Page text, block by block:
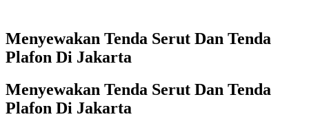
Menyewakan Tenda Serut Dan Tenda
Plafon Di Jakarta
Menyewakan Tenda Serut Dan Tenda
Plafon Di Jakarta